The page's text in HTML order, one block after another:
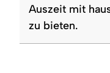
Auszeit mit
zu bieten.